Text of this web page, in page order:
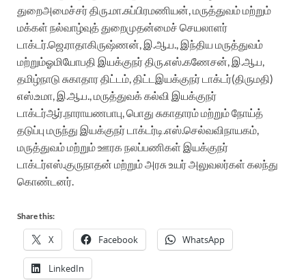
துறைஅமைச்சர்திரு.மா.சுப்பிரமணியன் மருத்துவம்மற்றும்
மக்கள் நல்வாழ்வுத்துறைமுதன்மைச் செயலாளர்
டாக்டர்.ஜெ.ராதாகிருஷ்ணன் இ.ஆ.ப இந்திய மருத்துவம்
மற்றும்ஓமியோபதி இயக்குநர்திரு.எஸ்.கணேசன் இ.ஆ.ப
தமிழ்நாடு சுகாதாரதிட்ட ம் திட்ட இயக்குநர்டாக்டர்(திருமதி)
எஸ்.உமா இ.ஆ.ப மருத்துவக்கல்வி இயக்குநர்
டாக்டர்ஆர்.நாராயணபாபு பொது சுகாதாரம்மற்றும்நோய்த்
தடுப்பு மருந்து இயக்குநர்டாக்டர்டி.எஸ்.செல்வவிநாயகம்
மருத்துவம்மற்றும்ஊரகநலப்பணிகள் இயக்குநர்
டாக்டர்எஸ்.குருநாதன் மற்றும்அரசுஉயர்அலுவலர்கள் கலந்து
கொண்டனர்
Share this:
X Facebook WhatsApp
LinkedIn